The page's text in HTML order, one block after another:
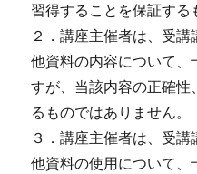
習得することを保証する
２．講座主催者は、受
他資料の内容について、
すが、当該内容の正確
るものではありません。
３．講座主催者は、受
他資料の使用について、